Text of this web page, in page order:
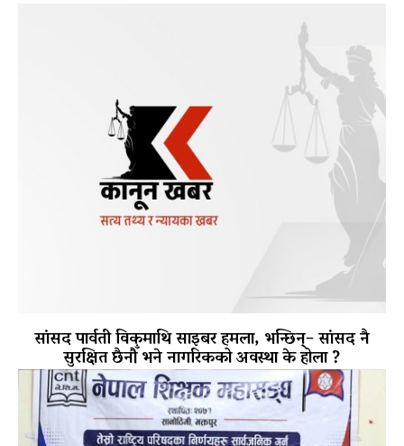
सांसद पार्वती विकमाथि साइबर हमला, भन्छिन्– सांसद नै
सुरक्षित छैनौँ भने नागरिकको अवस्था के होला ?